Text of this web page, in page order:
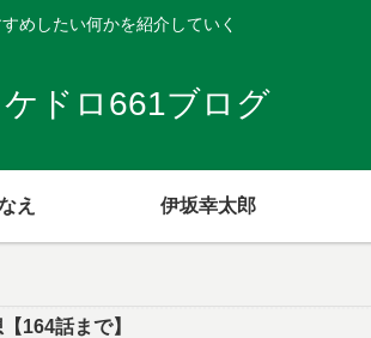
めしたい何かを紹介していく
ドロ661ブログ
え 伊坂幸太郎
164話まで】